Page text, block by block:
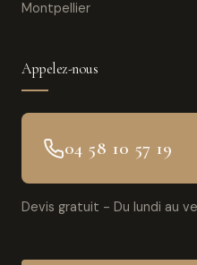
Montpellier
Appelez-nous
04 58 10 57 19
Devis gratuit - Du lundi au